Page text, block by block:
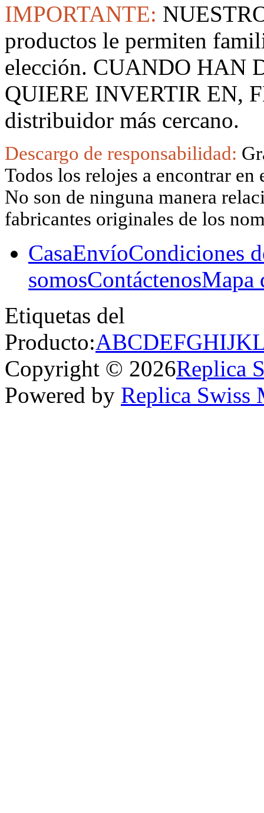
IMPORTANTE:
productos le permiten
elección. CUANDO HAN
QUIERE INVERTIR EN,
distribuidor más cercano.
Descargo de responsabilidad:
Todos los relojes a encontrar
No son de ninguna manera
fabricantes originales de los
CasaEnvíoCondiciones
somosContáctenosMapa
Etiquetas del
Producto:ABCDEFGHIJK
Copyright © 2026Replica
Powered by Replica Swiss